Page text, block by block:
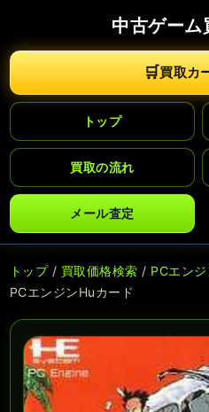
中古ゲー
🛒買取カ
トップ
買取の流れ
メール査定
トップ/ 買取価格検索 / PCエン
PCエンジンHuカード